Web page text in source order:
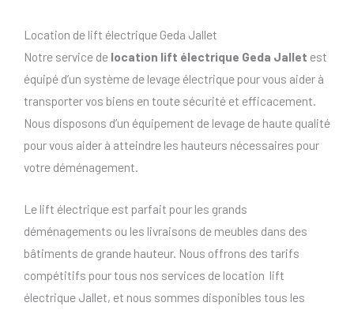
Location de lift électrique Geda Jallet
Notre service de location lift électrique Geda Jallet est
équipé d’un système de levage électrique pour vous aider à
transporter vos biens en toute sécurité et efficacement.
Nous disposons d’un équipement de levage de haute qualité
pour vous aider à atteindre les hauteurs nécessaires pour
votre déménagement.
Le lift électrique est parfait pour les grands
déménagements ou les livraisons de meubles dans des
bâtiments de grande hauteur. Nous offrons des tarifs
compétitifs pour tous nos services de location lift
électrique Jallet, et nous sommes disponibles tous les